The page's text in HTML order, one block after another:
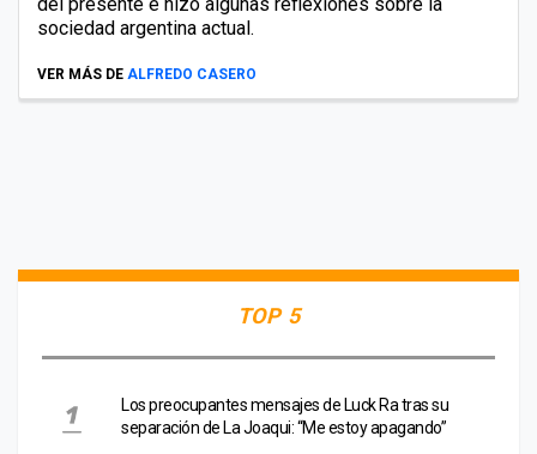
sociedad argentina actual.
VER MÁS DE ALFREDO CASERO
TOP 5
Los preocupantes mensajes de Luck Ra tras su
separación de La Joaqui: “Me estoy apagando”